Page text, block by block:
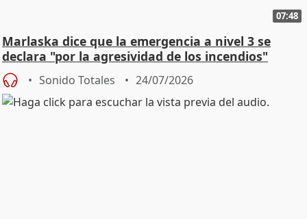
07:48
Marlaska dice que la emergencia a nivel 3 se
declara "por la agresividad de los incendios"
Sonido Totales 24/07/2026